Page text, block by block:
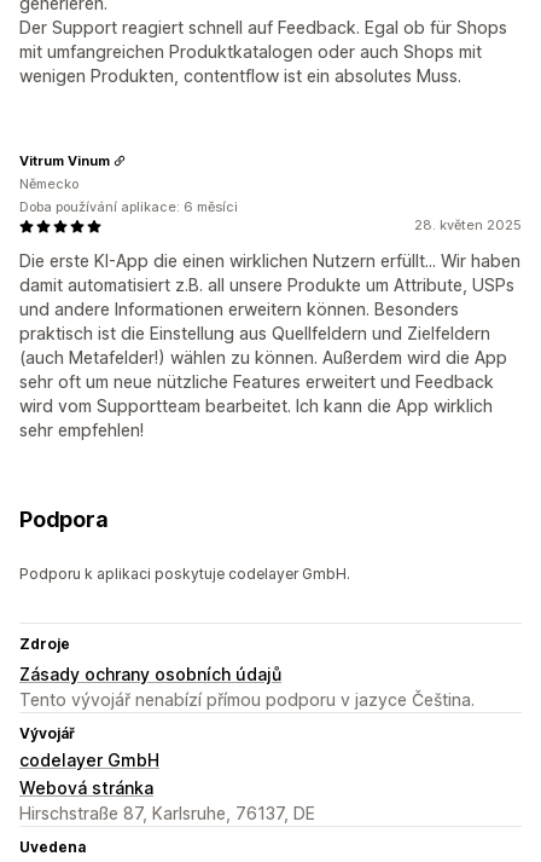
Der Support reagiert schnell auf Feedback. Egal ob für Shops
mit umfangreichen Produktkatalogen oder auch Shops mit
wenigen Produkten, contentflow ist ein absolutes Muss.
28. květen 2025
Die erste KI-App die einen wirklichen Nutzern erfüllt... Wir haben
damit automatisiert z.B. all unsere Produkte um Attribute, USPs
und andere Informationen erweitern können. Besonders
praktisch ist die Einstellung aus Quellfeldern und Zielfeldern
(auch Metafelder!) wählen zu können. Außerdem wird die App
sehr oft um neue nützliche Features erweitert und Feedback
wird vom Supportteam bearbeitet. Ich kann die App wirklich
sehr empfehlen!
Vitrum Vinum
Německo
Doba používání aplikace: 6 měsíci
Podpora
Podporu k aplikaci poskytuje codelayer GmbH.
Zdroje
Zásady ochrany osobních údajů
Tento vývojář nenabízí přímou podporu v jazyce Čeština.
Vývojář
codelayer GmbH
Webová stránka
Hirschstraße 87, Karlsruhe, 76137, DE
Uvedena